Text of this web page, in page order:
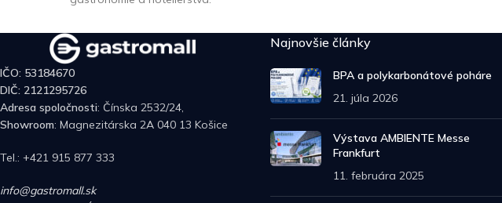
IČO: 53184670
DIČ: 2121295726
Adresa spoločnosti: Čínska 2532/24,
Showroom: Magnezitárska 2A 040 13 Košice
Tel.: +421 915 877 333
info@gastromall.sk
Najnovšie články
BPA a polykarbonátové poháre
21. júla 2026
Výstava AMBIENTE Messe
Frankfurt
11. februára 2025